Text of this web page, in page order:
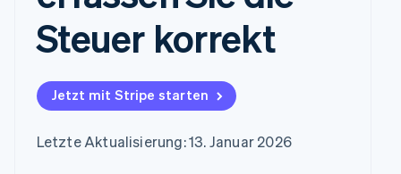
125
Terminal
Authorization
Boost
Autorisierungsraten
Link
Data Pipeline
Geldmanagement
Plattformen
SaaS
KI-Unternehmen
Marktplatz auf
Grundlagen der
Abonnementverwaltung
nutzungsbasierte
Abrechnung um
Karten ausgeben: So
Produkt-Roadmap
Stripe Sessions
Karriere
Stripe Press
Kontakt
Steuer korrekt
Jetzt mit Stripe starten
Letzte Aktualisierung: 13. Januar 2026